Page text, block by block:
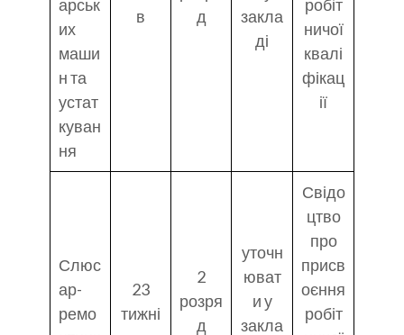
арськ
их
маши
н та
устат
куван
ня
в
д
закла
ді
робіт
ничої
квалі
фікац
ії
Слюс
ар-
ремо
23
тижні
2
розря
д
уточн
юват
и у
закла
Свідо
цтво
про
присв
оєння
робіт